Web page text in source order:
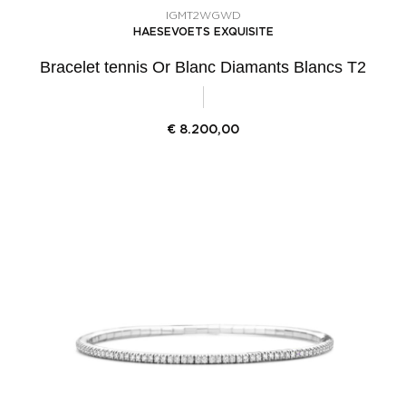
IGMT2WGWD
HAESEVOETS EXQUISITE
Bracelet tennis Or Blanc Diamants Blancs T2
€ 8.200,00